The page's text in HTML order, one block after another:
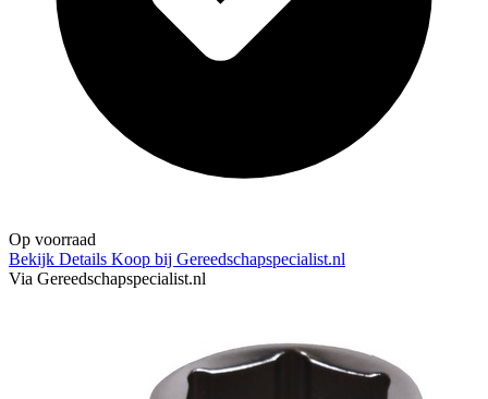
Op voorraad
Bekijk Details Koop bij Gereedschapspecialist.nl
Via Gereedschapspecialist.nl